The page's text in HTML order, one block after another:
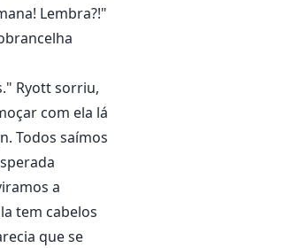
Lembra?!"
Ryott sorriu,
com ela lá
Todos saímos
a
tem cabelos
que se